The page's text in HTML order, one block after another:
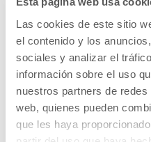
Las cookies de este sitio
el contenido y los
sociales y analizar el
información sobre el uso
nuestros partners de
web, quienes pueden
que les haya
CONVENIO
COLEGIO
GIPUZKOA
DETECCIÓN